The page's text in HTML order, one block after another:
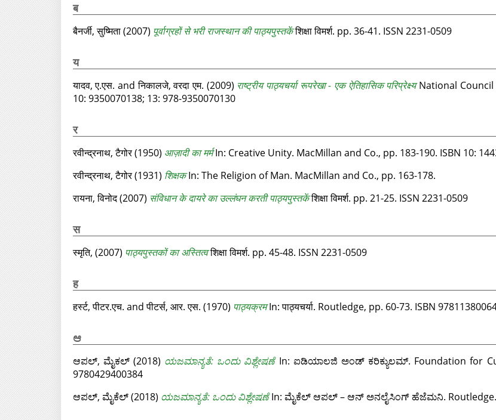
ब
बैनर्जी, सुष्मिता(2007) पूर्वाग्रहों से भरी राजस्थान की पाठ्यपुस्तकेंशिक्षा विमर्श. pp. 36-41. ISSN 2231-0509
य
यादव, ए.एस. andनिकालजे, वरदा एम. (2009) राष्ट्रीय पाठ्यचर्या रूपरेखा - एक ऐतिहासिक परिप्रेक्ष्यNational Council
10‏: ‎9350070138; 13‏: ‎978-9350070130
र
रवीन्द्रनाथ, टैगोर(1950) आज़ादी का मर्म
रवीन्द्रनाथ, टैगोर(1931) शिक्षकIn: The Religion of Man. MacMillan and Co., pp. 163-178.
रायना, विनोद(2007) संविधान के दायरे का उल्लंघन करती पाठ्यपुस्तकेंशिक्षा विमर्श. pp. 21-25. ISSN 2231-0509
स
स्मृति, (2007) पाठ्यपुस्तकों का अस्तित्वशिक्षा विमर्श. pp. 45-48. ISSN 2231-0509
ह
हर्स्ट, पीटर.एच. andपीटर्स, आर. एस. (1970) पाठ्यक्रमIn: पाठ्यचर्या. Routledge, pp. 60-73. ISBN
ಆ
ಆಪಲ್, ಮೈಕಲ್(2018) ಯಜಮಾನ್ಯತೆ: ಒಂದು ವಿಶ್ಲೇಷಣೆIn: ಐಡಿಯಾಲಜಿ ಅಂಡ್ ಕರಿಕ್ಯುಲಮ್. Foundation for
9780429400384
ಆಪಲ್, ಮೈಕೆಲ್(2018) ಯಜಮಾನ್ಯತೆ: ಒಂದು ವಿಶ್ಲೇಷಣೆIn: ಮೈಕೆಲ್ ಆಪಲ್ – ಆನ್ ಅನಲೈಸಿಂಗ್ ಹೆಜೆಮನಿ. Routledge.